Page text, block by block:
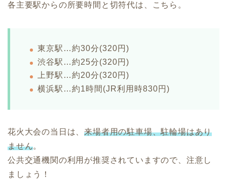
各主要駅からの所要時間と切符代は、こちら。
東京駅…約30分(320円)
渋谷駅…約25分(320円)
上野駅…約20分(320円)
横浜駅…約1時間(JR利用時830円)
花火大会の当日は、来場者用の駐車場、駐輪場はあり
ません。
公共交通機関の利用が推奨されていますので、注意し
ましょう！